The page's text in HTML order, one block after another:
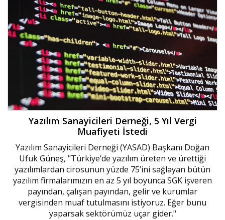
Yazılım Sanayicileri Derneği, 5 Yıl Vergi
Muafiyeti İstedi
Yazılım Sanayicileri Derneği (YASAD) Başkanı Doğan
Ufuk Güneş, "Türkiye’de yazılım üreten ve ürettiği
yazılımlardan cirosunun yüzde 75’ini sağlayan bütün
yazılım firmalarımızın en az 5 yıl boyunca SGK işveren
payından, çalışan payından, gelir ve kurumlar
vergisinden muaf tutulmasını istiyoruz. Eğer bunu
yaparsak sektörümüz uçar gider."